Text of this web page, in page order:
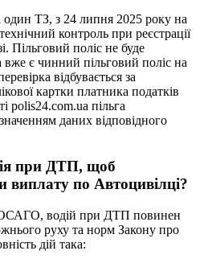
один ТЗ, з 24 липня 2025 року на
контроль при реєстрації
Пільговий поліс не буде
є чинний пільговий поліс на
відбувається за
картки платника податків
polis24.com.ua пільга
даних відповідного
при ДТП, щоб
виплату по Автоцивілці?
водій при ДТП повинен
руху та норм Закону про
дій така: